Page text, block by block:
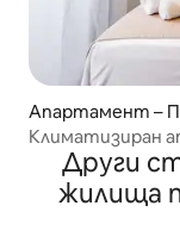
Апартамент –
Климатизиран
и Santa Casa
Други
жилища